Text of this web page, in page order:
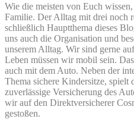
Wie die meisten von Euch
Familie. Der Alltag mit drei noch
schließlich Hauptthema dieses
uns auch die Organisation und
unserem Alltag. Wir sind gerne
Leben müssen wir mobil sein.
auch mit dem Auto. Neben der
Thema sichere Kindersitze, spielt
zuverlässige Versicherung des
wir auf den Direktversicherer
gestoßen.